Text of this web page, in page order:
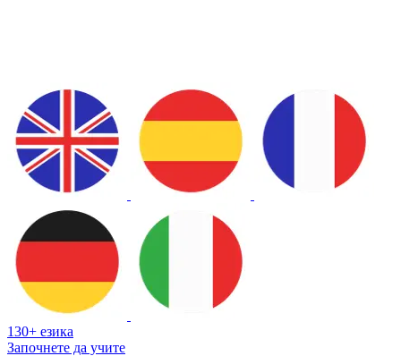
130+ езика
Започнете да учите